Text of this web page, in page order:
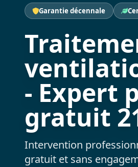
Garantie décennale
- Expert
gratuit
Intervention
gratuit et sans